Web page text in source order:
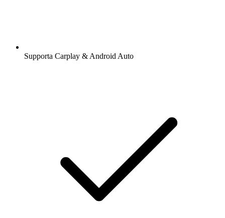
Supporta Carplay & Android Auto